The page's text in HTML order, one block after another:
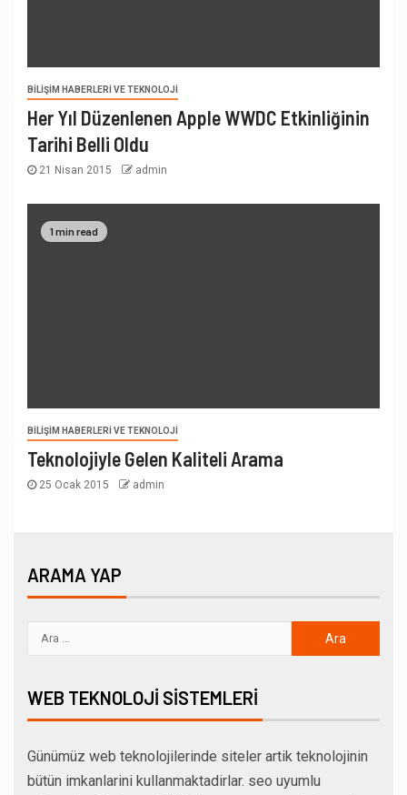
BILIŞIM HABERLERI VE TEKNOLOJI
Her Yıl Düzenlenen Apple WWDC Etkinliğinin
Tarihi Belli Oldu
21 Nisan 2015 admin
1 min read
BILIŞIM HABERLERI VE TEKNOLOJI
Teknolojiyle Gelen Kaliteli Arama
25 Ocak 2015 admin
ARAMA YAP
WEB TEKNOLOJI SISTEMLERI
Günümüz web teknolojilerinde siteler artik teknolojinin
bütün imkanlarini kullanmaktadirlar. seo uyumlu